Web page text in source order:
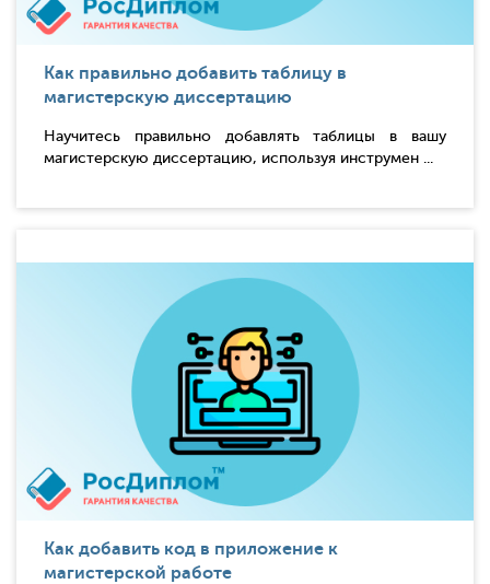
Как правильно добавить таблицу в
магистерскую диссертацию
Научитесь правильно добавлять таблицы в вашу
магистерскую диссертацию, используя инструмен ...
Как добавить код в приложение к
магистерской работе